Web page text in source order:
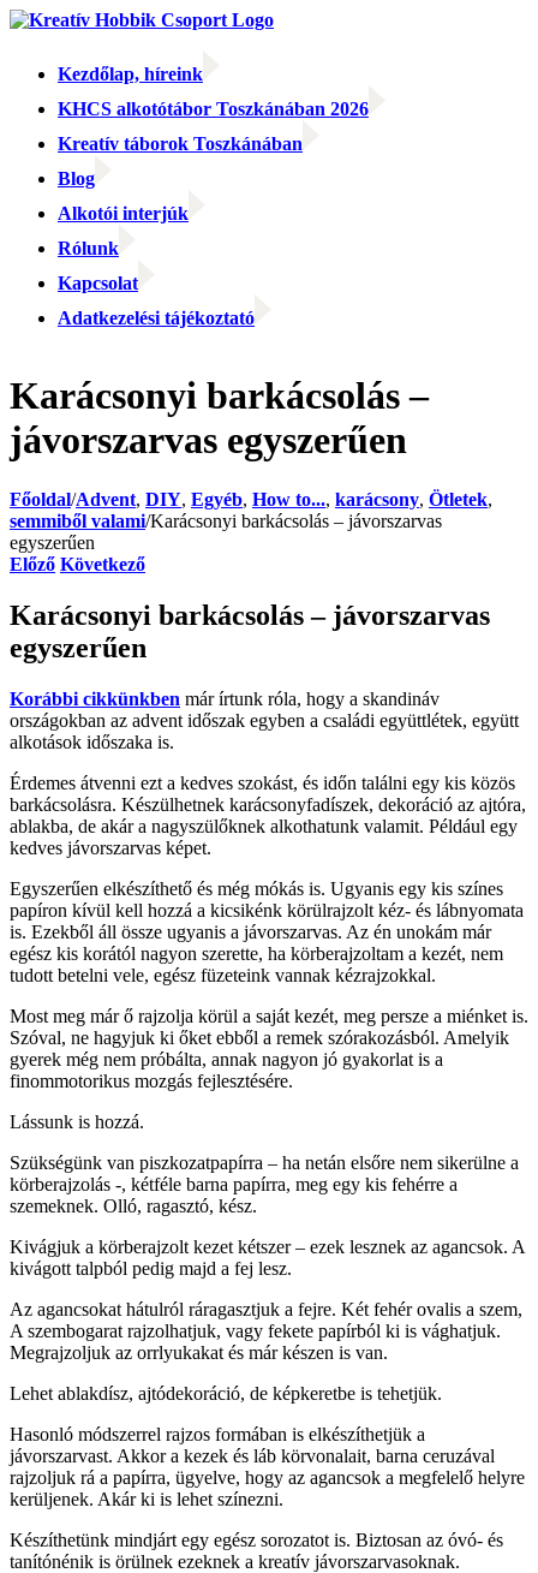
Kihagyás
Kezdőlap, híreink
KHCS alkotótábor Toszkánában 2026
Kreatív táborok Toszkánában
Blog
Alkotói interjúk
Rólunk
Kapcsolat
Adatkezelési tájékoztató
Karácsonyi barkácsolás –
jávorszarvas egyszerűen
Főoldal/Advent, DIY, Egyéb, How to..., karácsony, Ötletek,
semmiből valami/Karácsonyi barkácsolás – jávorszarvas
egyszerűen
Előző Következő
Karácsonyi barkácsolás – jávorszarvas
egyszerűen
Korábbi cikkünkben már írtunk róla, hogy a skandináv
országokban az advent időszak egyben a családi együttlétek, együtt
alkotások időszaka is.
Érdemes átvenni ezt a kedves szokást, és időn találni egy kis közös
barkácsolásra. Készülhetnek karácsonyfadíszek, dekoráció az ajtóra,
ablakba, de akár a nagyszülőknek alkothatunk valamit. Például egy
kedves jávorszarvas képet.
Egyszerűen elkészíthető és még mókás is. Ugyanis egy kis színes
papíron kívül kell hozzá a kicsikénk körülrajzolt kéz- és lábnyomata
is. Ezekből áll össze ugyanis a jávorszarvas. Az én unokám már
egész kis korától nagyon szerette, ha körberajzoltam a kezét, nem
tudott betelni vele, egész füzeteink vannak kézrajzokkal.
Most meg már ő rajzolja körül a saját kezét, meg persze a miénket is.
Szóval, ne hagyjuk ki őket ebből a remek szórakozásból. Amelyik
gyerek még nem próbálta, annak nagyon jó gyakorlat is a
finommotorikus mozgás fejlesztésére.
Lássunk is hozzá.
Szükségünk van piszkozatpapírra – ha netán elsőre nem sikerülne a
körberajzolás -, kétféle barna papírra, meg egy kis fehérre a
szemeknek. Olló, ragasztó, kész.
Kivágjuk a körberajzolt kezet kétszer – ezek lesznek az agancsok. A
kivágott talpból pedig majd a fej lesz.
Az agancsokat hátulról ráragasztjuk a fejre. Két fehér ovalis a szem,
A szembogarat rajzolhatjuk, vagy fekete papírból ki is vághatjuk.
Megrajzoljuk az orrlyukakat és már készen is van.
Lehet ablakdísz, ajtódekoráció, de képkeretbe is tehetjük.
Hasonló módszerrel rajzos formában is elkészíthetjük a
jávorszarvast. Akkor a kezek és láb körvonalait, barna ceruzával
rajzoljuk rá a papírra, ügyelve, hogy az agancsok a megfelelő helyre
kerüljenek. Akár ki is lehet színezni.
Készíthetünk mindjárt egy egész sorozatot is. Biztosan az óvó- és
tanítónénik is örülnek ezeknek a kreatív jávorszarvasoknak.